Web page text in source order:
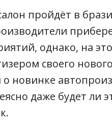
пройдёт в
однако, на
своего
новинке
даже будет ли